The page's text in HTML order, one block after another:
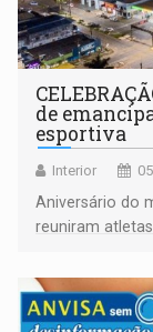
de
esportiva
Interior
Aniversário do
reuniram